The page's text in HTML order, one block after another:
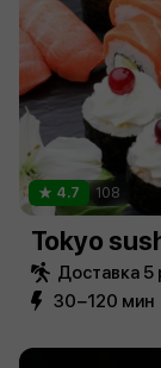
4.7 108
Tokyo
Доставка 5
30−120 мин